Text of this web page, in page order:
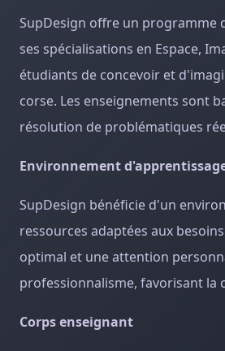
SupDesign offre un programme
ses spécialisations en Espace,
étudiants de concevoir et
corse. Les enseignements sont
résolution de problématiques
Environnement
SupDesign bénéficie d'un
ressources adaptées aux
optimal et une attention
professionnalisme, favorisant la
Corps enseignant